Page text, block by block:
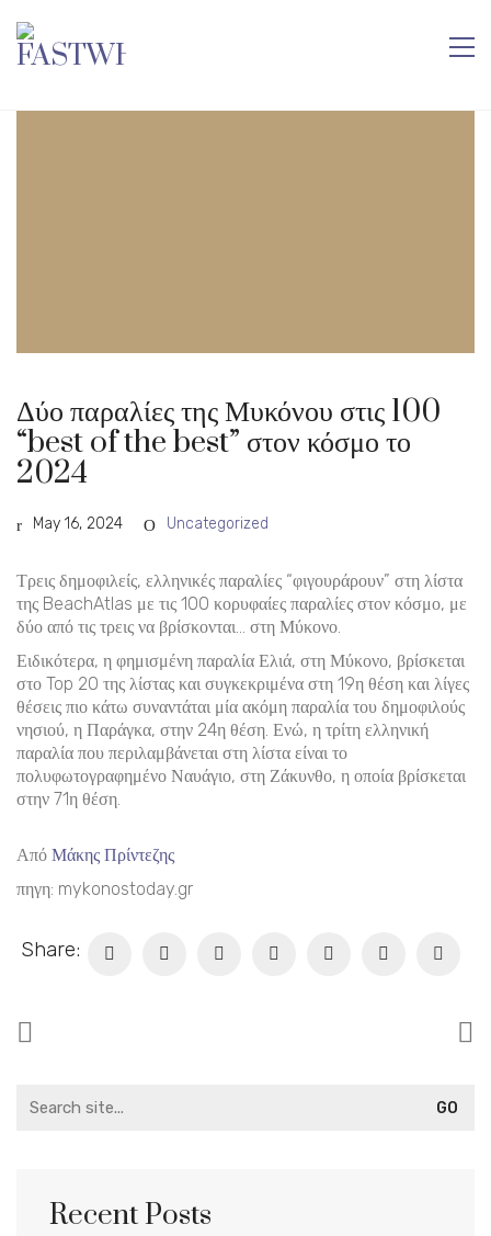
Δύο παραλίες της Μυκόνου στις 100
“best of the best” στον κόσμο το
2024
May 16, 2024 Uncategorized
Τρεις δημοφιλείς, ελληνικές παραλίες “φιγουράρουν” στη λίστα
της BeachAtlas με τις 100 κορυφαίες παραλίες στον κόσμο, με
δύο από τις τρεις να βρίσκονται… στη Μύκονο.
Ειδικότερα, η φημισμένη παραλία Ελιά, στη Μύκονο, βρίσκεται
στο Top 20 της λίστας και συγκεκριμένα στη 19η θέση και λίγες
θέσεις πιο κάτω συναντάται μία ακόμη παραλία του δημοφιλούς
νησιού, η Παράγκα, στην 24η θέση. Ενώ, η τρίτη ελληνική
παραλία που περιλαμβάνεται στη λίστα είναι το
πολυφωτογραφημένο Ναυάγιο, στη Ζάκυνθο, η οποία βρίσκεται
στην 71η θέση.
Από Μάκης Πρίντεζης
πηγη: mykonostoday.gr
Share:
for:
Recent Posts